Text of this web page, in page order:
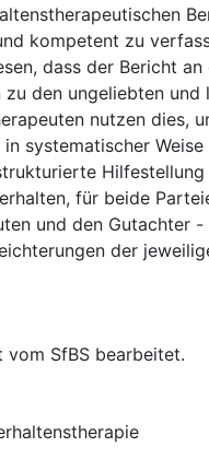
kompetent zu
dass der Bericht an
den ungeliebten und
nutzen dies,
systematischer
für beide
und den Gutachter -
der
SfBS bearbeitet.